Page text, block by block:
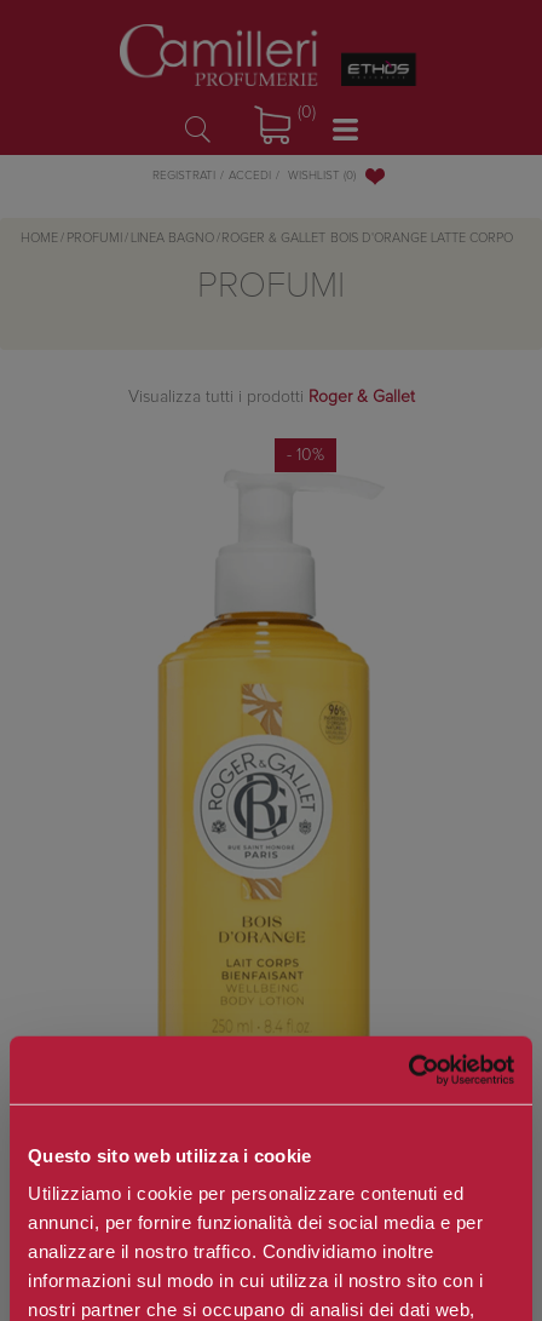
Questo sito web utilizza i cookie
Utilizziamo i cookie per personalizzare contenuti ed
annunci, per fornire funzionalità dei social media e per
analizzare il nostro traffico. Condividiamo inoltre
informazioni sul modo in cui utilizza il nostro sito con i
nostri partner che si occupano di analisi dei dati web,
(0)
REGISTRATI ACCEDI WISHLIST (0)
HOME / PROFUMI / LINEA BAGNO / ROGER & GALLET BOIS D'ORANGE LATTE CORPO
PROFUMI
Visualizza tutti i prodotti Roger & Gallet
- 10%
ROGER & GALLET
Bois d'Orange Latte Corpo